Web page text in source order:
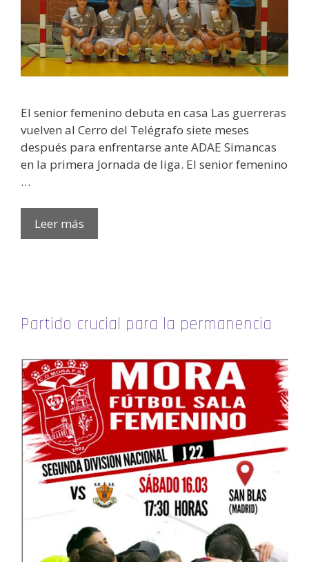
El senior femenino debuta en casa Las guerreras
vuelven al Cerro del Telégrafo siete meses
después para enfrentarse ante ADAE Simancas
en la primera Jornada de liga. El senior femenino
…
Leer más
Partido crucial para la permanencia